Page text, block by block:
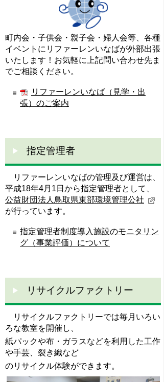
町内会・子供会・親子会・婦人会等、各種
イベントにリファーレンいなばが外部出張
いたします！お気軽に上記問い合わせ先ま
でご相談ください。
リファーレンいなば（見学・出
張）のご案内
指定管理者
リファーレンいなばの管理及び運営は、
平成18年4月1日から指定管理者として、
公益財団法人鳥取県東部環境管理公社
が行っています。
指定管理者制度導入施設のモニタリン
グ（事業評価）について
リサイクルファクトリー
リサイクルファクトリーでは毎月いろい
ろな教室を開催し、
紙パックや布・ガラスなどを利用した工作
や手芸、裂き織など
のリサイクル体験ができます。